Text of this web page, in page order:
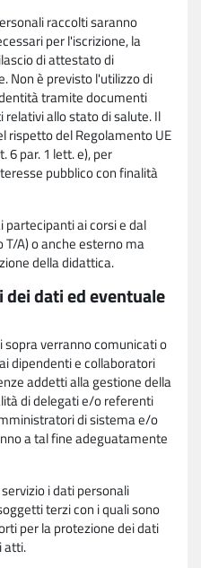
raccolti saranno
per l'iscrizione, la
di attestato di
Non è previsto l'utilizzo di
tramite documenti
allo stato di salute. Il
rispetto del Regolamento UE
6 par. 1 lett. e), per
pubblico con finalità
ai corsi e dal
A) o anche esterno ma
della didattica.
dati ed eventuale
verranno comunicati o
dipendenti e collaboratori
addetti alla gestione della
di delegati e/o referenti
di sistema e/o
a tal fine adeguatamente
i dati personali
terzi con i quali sono
per la protezione dei dati
atti.